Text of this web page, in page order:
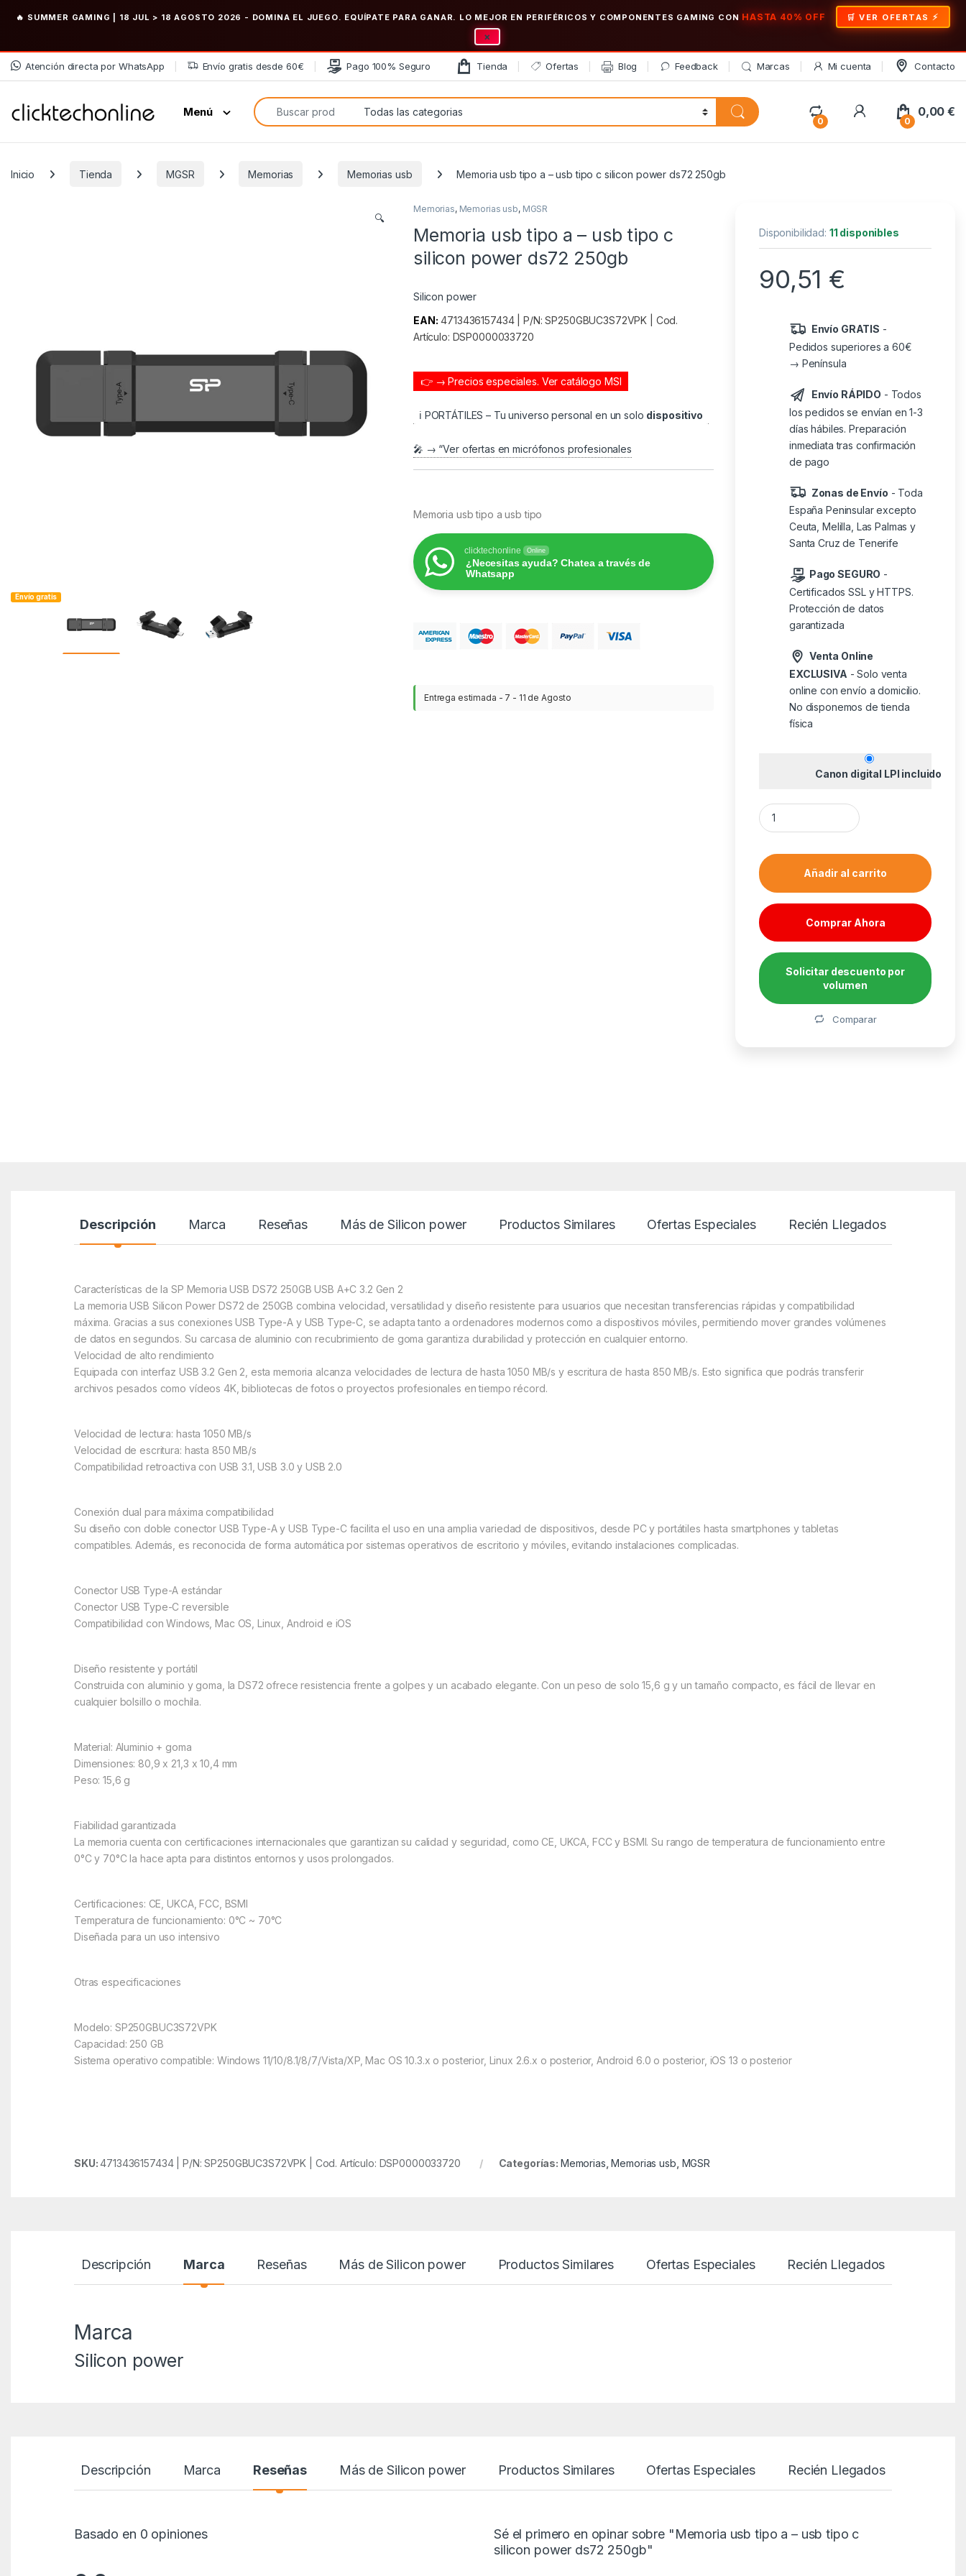
🔥 SUMMER GAMING | 18 JUL > 18 AGOSTO 2026 - DOMINA EL JUEGO. EQUÍPATE PARA GANAR. LO MEJOR EN PERIFÉRICOS Y COMPONENTES GAMING CON HASTA 40% OFF 🛒 VER OFERTAS
×
Saltar a la navegación
Saltar al contenido
Atención directa por WhatsApp Envío gratis desde 60€ Pago 100% Seguro Tienda Ofertas Blog Feedback Marcas Mi cuenta Contacto
Menú
Búsqueda de:
0
My Account
0
0,00€
Inicio Tienda MGSR Memorias Memorias usb Memoria usb tipo a – usb tipo c silicon power ds72 250gb
🔍
Envío gratis
Memorias, Memorias usb, MGSR
Memoria usb tipo a – usb tipo c
silicon power ds72 250gb
Silicon power
EAN: 4713436157434 | P/N: SP250GBUC3S72VPK | Cod.
Artículo: DSP0000033720
👉 → Precios especiales. Ver catálogo MSI
ℹ️ PORTÁTILES – Tu universo personal en un solo dispositivo
🎤 → “Ver ofertas en micrófonos profesionales
Memoria usb tipo a usb tipo
clicktechonline Online
¿Necesitas ayuda? Chatea a través de
Whatsapp
Entrega estimada - 7 - 11 de Agosto
Disponibilidad: 11 disponibles
90,51 €
Envío GRATIS -
Pedidos superiores a 60€
→ Península
Envío RÁPIDO - Todos
los pedidos se envían en 1-3
días hábiles. Preparación
inmediata tras confirmación
de pago
Zonas de Envío - Toda
España Peninsular excepto
Ceuta, Melilla, Las Palmas y
Santa Cruz de Tenerife
Pago SEGURO -
Certificados SSL y HTTPS.
Protección de datos
garantizada
Venta Online
EXCLUSIVA - Solo venta
online con envío a domicilio.
No disponemos de tienda
física
Canon digital LPI incluido
Memoria usb tipo a - usb tipo c silicon
Añadir al carrito
Comprar Ahora
Solicitar descuento por
volumen
Comparar
Descripción Marca Reseñas Más de Silicon power Productos Similares Ofertas Especiales Recién Llegados
Características de la SP Memoria USB DS72 250GB USB A+C 3.2 Gen 2
La memoria USB Silicon Power DS72 de 250GB combina velocidad, versatilidad y diseño resistente para usuarios que necesitan transferencias rápidas y compatibilidad
máxima. Gracias a sus conexiones USB Type-A y USB Type-C, se adapta tanto a ordenadores modernos como a dispositivos móviles, permitiendo mover grandes volúmenes
de datos en segundos. Su carcasa de aluminio con recubrimiento de goma garantiza durabilidad y protección en cualquier entorno.
Velocidad de alto rendimiento
Equipada con interfaz USB 3.2 Gen 2, esta memoria alcanza velocidades de lectura de hasta 1050 MB/s y escritura de hasta 850 MB/s. Esto significa que podrás transferir
archivos pesados como vídeos 4K, bibliotecas de fotos o proyectos profesionales en tiempo récord.
Velocidad de lectura: hasta 1050 MB/s
Velocidad de escritura: hasta 850 MB/s
Compatibilidad retroactiva con USB 3.1, USB 3.0 y USB 2.0
Conexión dual para máxima compatibilidad
Su diseño con doble conector USB Type-A y USB Type-C facilita el uso en una amplia variedad de dispositivos, desde PC y portátiles hasta smartphones y tabletas
compatibles. Además, es reconocida de forma automática por sistemas operativos de escritorio y móviles, evitando instalaciones complicadas.
Conector USB Type-A estándar
Conector USB Type-C reversible
Compatibilidad con Windows, Mac OS, Linux, Android e iOS
Diseño resistente y portátil
Construida con aluminio y goma, la DS72 ofrece resistencia frente a golpes y un acabado elegante. Con un peso de solo 15,6 g y un tamaño compacto, es fácil de llevar en
cualquier bolsillo o mochila.
Material: Aluminio + goma
Dimensiones: 80,9 x 21,3 x 10,4 mm
Peso: 15,6 g
Fiabilidad garantizada
La memoria cuenta con certificaciones internacionales que garantizan su calidad y seguridad, como CE, UKCA, FCC y BSMI. Su rango de temperatura de funcionamiento entre
0°C y 70°C la hace apta para distintos entornos y usos prolongados.
Certificaciones: CE, UKCA, FCC, BSMI
Temperatura de funcionamiento: 0°C ~ 70°C
Diseñada para un uso intensivo
Otras especificaciones
Modelo: SP250GBUC3S72VPK
Capacidad: 250 GB
Sistema operativo compatible: Windows 11/10/8.1/8/7/Vista/XP, Mac OS 10.3.x o posterior, Linux 2.6.x o posterior, Android 6.0 o posterior, iOS 13 o posterior
SKU:4713436157434 | P/N: SP250GBUC3S72VPK | Cod. Artículo: DSP0000033720 Categorías: Memorias ,Memorias usb MGSR
Descripción Marca Reseñas Más de Silicon power Productos Similares Ofertas Especiales Recién Llegados
Marca
Silicon power
Descripción Marca Reseñas Más de Silicon power Productos Similares Ofertas Especiales Recién Llegados
Basado en 0 opiniones
Sé el primero en opinar sobre "Memoria usb tipo a – usb tipo c
silicon power ds72 250gb"